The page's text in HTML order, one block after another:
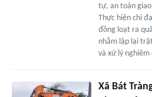
tự, an toàn
Thực hiện chỉ
đồng loạt ra
nhằm lập lại
và xử lý nghiêm
Xã Bát